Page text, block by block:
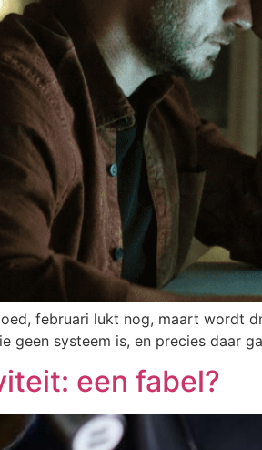
februari lukt nog, maart wordt
geen systeem is, en precies daar
een fabel?